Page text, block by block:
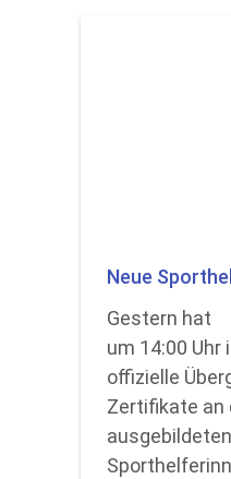
Neue
Gestern hat
um 14:00 Uhr
offizielle
Zertifikate an
ausgebildeten